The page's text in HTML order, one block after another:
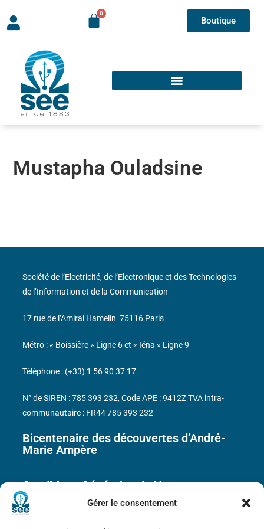
Gérer le consentement
Boutique
Mustapha Ouladsine
Bicentenaire des découvertes d’André-
Marie Ampère
Conditions Générales de Vente
Société de l’Electricité, de l’Electronique et des Technologies
de l’Information et de la Communication
17 rue de l’Amiral Hamelin 75116 Paris
Métro : « Boissière » Ligne 6 et « Iéna » Ligne 9
Téléphone : (+33) 1 56 90 37 17
N° de SIREN : 785 393 232, Code APE : 9412Z TVA intra-
communautaire : FR44 785 393 232